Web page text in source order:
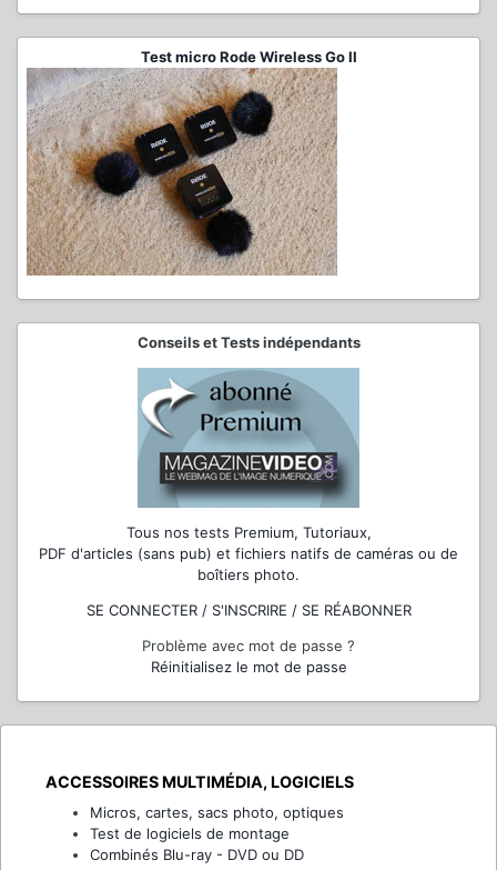
Test micro Rode Wireless Go II
Conseils et Tests indépendants
Tous nos tests Premium, Tutoriaux,
PDF d'articles (sans pub) et fichiers natifs de caméras ou de
boîtiers photo.
SE CONNECTER / S'INSCRIRE / SE RÉABONNER
Problème avec mot de passe ?
Réinitialisez le mot de passe
ACCESSOIRES MULTIMÉDIA, LOGICIELS
Micros, cartes, sacs photo, optiques
Test de logiciels de montage
Combinés Blu-ray - DVD ou DD